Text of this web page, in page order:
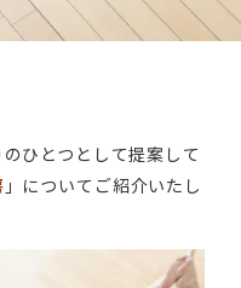
ひとつとして提案して
」についてご紹介いたし